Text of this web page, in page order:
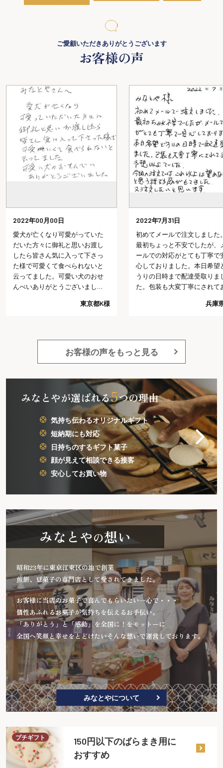
ご愛顧いただきありがとうございます
お客様の声
2022年7月31日
初めてメールで注文しました。
最初ちょっと不安でしたが、メ
ールでの対応がとても丁寧で安
心しておりました。本日希望ど
うりの日時まで配達受取りまし
た。包装も大変丁寧にされてお
では、これ以上は望めないだろ
兵庫県I様
2022年7月29日
会社を退職する時にみなと
んの七福にゃんべいと文字
おせんべいを配り、皆さん
「カワイイね、どこで頼ん
の？今度使ってみようかな
言っていただけました。以
いしたのですが、物だけで
大勢の人にあげたので、金
かなりかかったので、もう
神奈
お客様の声をもっと見る
みなとやが選ばれる5つの理由
気持ち伝わるオリジナルギフト
短納期にも対応
日持ちのするギフト菓子
顔が見えて相談できる接客
安心してお買い物
みなとやの想い
昭和23年に東京江東区の地で創業
煎餅、豆菓子の専門店として愛されてきました。
お客様に当店のお菓子で喜んでもらいたい一心で・・・
個性あふれるお菓子が気持ちを伝えるお手伝い。
「ありがとう」と「感動」を全国に！をモットーに
全国へ笑顔と幸せをとどけたいそんな想いで運営しております。
みなとやについて
プチギフト
150円以下のばらまき用に
おすすめ